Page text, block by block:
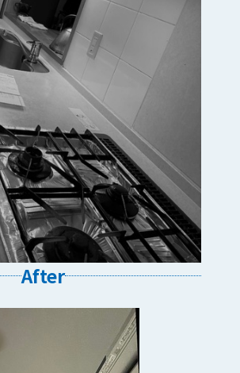
After